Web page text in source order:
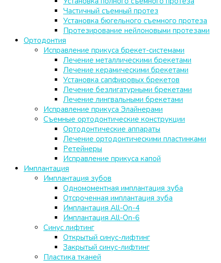
Частичный съемный протез
Установка бюгельного съемного протеза
Протезирование нейлоновыми протезами
Ортодонтия
Исправление прикуса брекет-системами
Лечение металлическими брекетами
Лечение керамическими брекетами
Установка сапфировых брекетов
Лечение безлигатурными брекетами
Лечение лингвальными брекетами
Исправление прикуса Элайнерами
Съемные ортодонтические конструкции
Ортодонтические аппараты
Лечение ортодонтическими пластинками
Ретейнеры
Исправление прикуса капой
Имплантация
Имплантация зубов
Одномоментная имплантация зуба
Отсроченная имплантация зуба
Имплантация All-On-4
Имплантация All-On-6
Синус лифтинг
Открытый синус-лифтинг
Закрытый синус-лифтинг
Пластика тканей